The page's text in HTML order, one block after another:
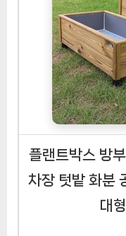
플랜트박스 방
차장 텃밭 화분
대